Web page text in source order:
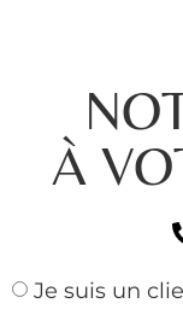
À
Je suis un